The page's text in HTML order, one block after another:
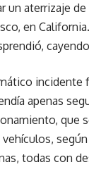
un aterrizaje
en
incidente
apenas
que
vehículos,
todas con